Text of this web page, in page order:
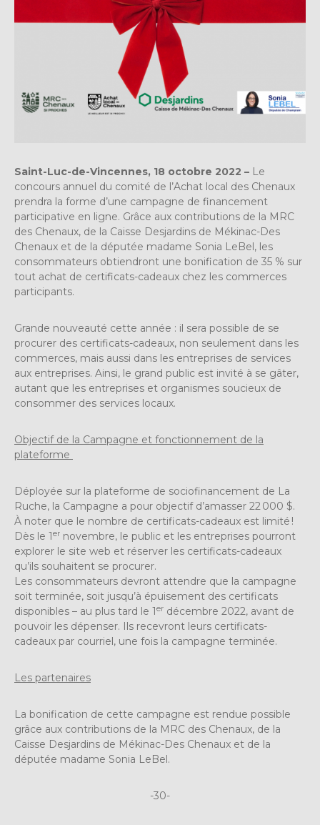
Saint-Luc-de-Vincennes, 18 octobre 2022 – Le
concours annuel du comité de l’Achat local des Chenaux
prendra la forme d’une campagne de financement
participative en ligne. Grâce aux contributions de la MRC
des Chenaux, de la Caisse Desjardins de Mékinac-Des
Chenaux et de la députée madame Sonia LeBel, les
consommateurs obtiendront une bonification de 35 % sur
tout achat de certificats-cadeaux chez les commerces
participants.
Grande nouveauté cette année : il sera possible de se
procurer des certificats-cadeaux, non seulement dans les
commerces, mais aussi dans les entreprises de services
aux entreprises. Ainsi, le grand public est invité à se gâter,
autant que les entreprises et organismes soucieux de
consommer des services locaux.
Objectif de la Campagne et fonctionnement de la
plateforme
Déployée sur la plateforme de sociofinancement de La
Ruche, la Campagne a pour objectif d’amasser 22 000 $.
À noter que le nombre de certificats-cadeaux est limité !
Dès le 1er novembre, le public et les entreprises pourront
explorer le site web et réserver les certificats-cadeaux
qu’ils souhaitent se procurer.
Les consommateurs devront attendre que la campagne
soit terminée, soit jusqu’à épuisement des certificats
disponibles – au plus tard le 1er décembre 2022, avant de
pouvoir les dépenser. Ils recevront leurs certificats-
cadeaux par courriel, une fois la campagne terminée.
Les partenaires
La bonification de cette campagne est rendue possible
grâce aux contributions de la MRC des Chenaux, de la
Caisse Desjardins de Mékinac-Des Chenaux et de la
députée madame Sonia LeBel.
-30-